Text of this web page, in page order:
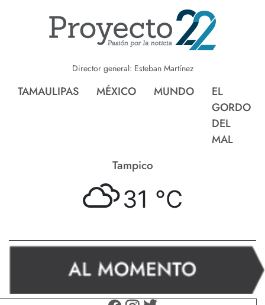
Director general: Esteban Martínez
TAMAULIPAS MÉXICO MUNDO
EL
GORDO
DEL
MAL
Tampico
31 °C